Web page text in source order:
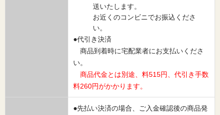
送いたします。
お近くのコンビニでお振込くださ
い。
●代引き決済
商品到着時に宅配業者にお支払いくださ
い。
商品代金とは別途、料515円、代引き手数
料260円がかかります。
●先払い決済の場合、ご入金確認後の商品発